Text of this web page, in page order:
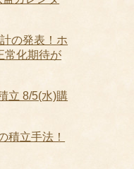
の発表！ホ
常化期待が
立 8/5(水)購
積立手法！